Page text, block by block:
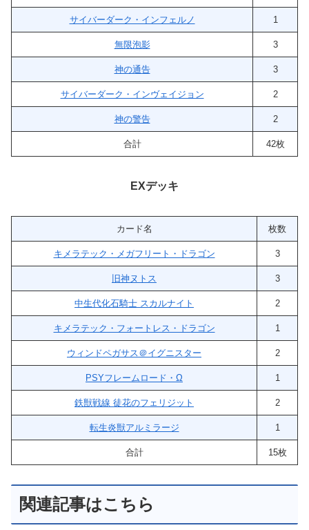
サイバーダーク・インフェルノ 1
無限泡影 3
神の通告 3
サイバーダーク・インヴェイジョン 2
神の警告 2
合計 42枚
EXデッキ
カード名 枚数
キメラテック・メガフリート・ドラゴン 3
旧神ヌトス 3
中生代化石騎士 スカルナイト 2
キメラテック・フォートレス・ドラゴン 1
ウィンドペガサス＠イグニスター 2
PSYフレームロード・Ω 1
鉄獣戦線 徒花のフェリジット 2
転生炎獣アルミラージ 1
合計 15枚
関連記事はこちら